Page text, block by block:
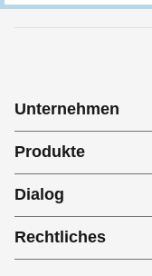
Unternehmen
Produkte
Dialog
Rechtliches